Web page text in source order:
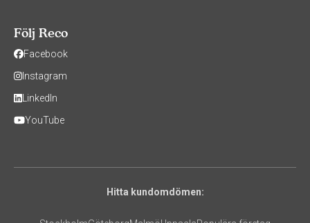
Följ Reco
Facebook
Instagram
LinkedIn
YouTube
Hitta kundomdömen: